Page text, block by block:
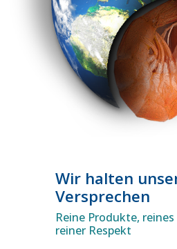
Wir halten
Versprechen
Reine Produkte,
reiner Respekt